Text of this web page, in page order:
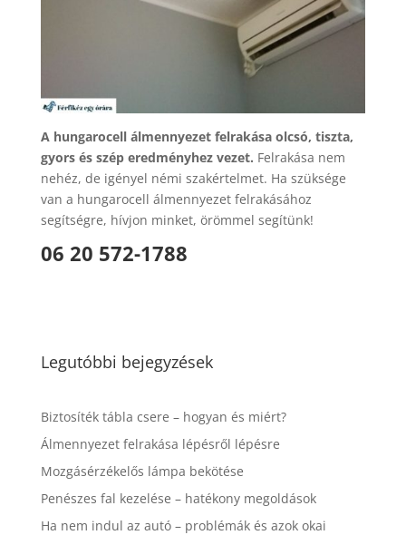
A hungarocell álmennyezet felrakása olcsó, tiszta,
gyors és szép eredményhez vezet. Felrakása nem
nehéz, de igényel némi szakértelmet. Ha szüksége
van a hungarocell álmennyezet felrakásához
segítségre, hívjon minket, örömmel segítünk!
06 20 572-1788
Legutóbbi bejegyzések
Biztosíték tábla csere – hogyan és miért?
Álmennyezet felrakása lépésről lépésre
Mozgásérzékelős lámpa bekötése
Penészes fal kezelése – hatékony megoldások
Ha nem indul az autó – problémák és azok okai